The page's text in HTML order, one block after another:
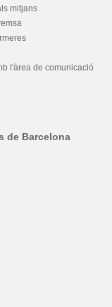
mitjans
l'àrea de comunicació
de Barcelona